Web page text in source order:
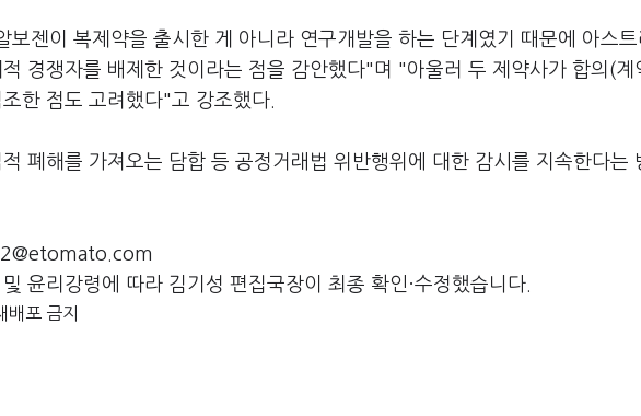
보젠이 복제약을 출시한 게 아니라 연구개발을 하는 단계였기 때문에 아스
경쟁자를 배제한 것이라는 점을 감안했다"며 "아울러 두 제약사가 합의(계
한 점도 고려했다"고 강조했다.
폐해를 가져오는 담합 등 공정거래법 위반행위에 대한 감시를 지속한다는
윤리강령에 따라 김기성 편집국장이 최종 확인·수정했습니다.
포 금지